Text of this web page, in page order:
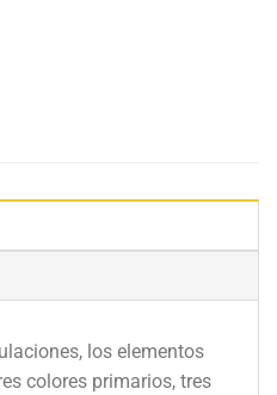
los elementos
colores primarios, tres